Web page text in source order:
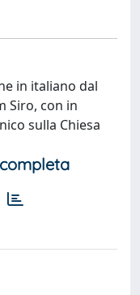
in italiano dal
Siro, con in
sulla Chiesa